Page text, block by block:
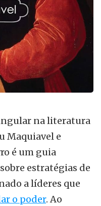
na literatura
Maquiavel e
é um guia
estratégias de
a líderes que
o poder. Ao